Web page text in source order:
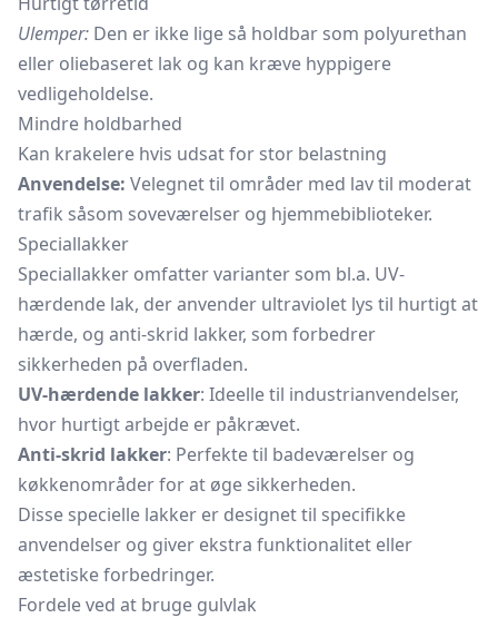
Ulemper: Den er ikke lige så holdbar som polyurethan
eller oliebaseret lak og kan kræve hyppigere
vedligeholdelse.
Mindre holdbarhed
Kan krakelere hvis udsat for stor belastning
Anvendelse: Velegnet til områder med lav til moderat
trafik såsom soveværelser og hjemmebiblioteker.
Speciallakker
Speciallakker omfatter varianter som bl.a. UV-
hærdende lak, der anvender ultraviolet lys til hurtigt at
hærde, og anti-skrid lakker, som forbedrer
sikkerheden på overfladen.
UV-hærdende lakker: Ideelle til industrianvendelser,
hvor hurtigt arbejde er påkrævet.
Anti-skrid lakker: Perfekte til badeværelser og
køkkenområder for at øge sikkerheden.
Disse specielle lakker er designet til specifikke
anvendelser og giver ekstra funktionalitet eller
æstetiske forbedringer.
Fordele ved at bruge gulvlak